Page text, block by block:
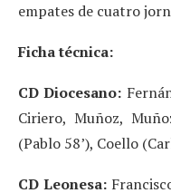
empates de cuatro
Ficha técnica:
CD Diocesano:
Ciriero, Muñoz,
(Pablo 58’), Coello
CD Leonesa: